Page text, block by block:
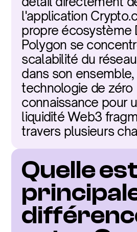
l'application
propre écosystème
Polygon se
scalabilité du
dans son
technologie de zéro
connaissance pour
liquidité Web3
travers plusieurs
Quelle